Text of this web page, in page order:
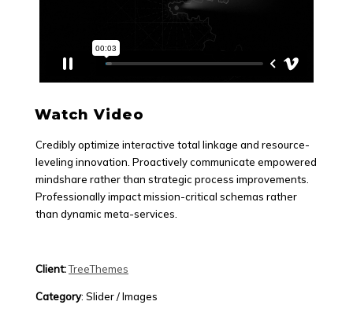
Watch Video
Credibly optimize interactive total linkage and resource-
leveling innovation. Proactively communicate empowered
mindshare rather than strategic process improvements.
Professionally impact mission-critical schemas rather
than dynamic meta-services.
Client:TreeThemes
Category: Slider / Images